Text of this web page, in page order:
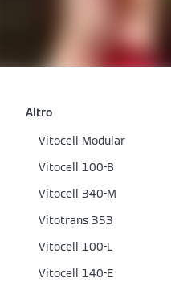
Altro
Vitocell Modular
Vitocell 100-B
Vitocell 340-M
Vitotrans 353
Vitocell 100-L
Vitocell 140-E